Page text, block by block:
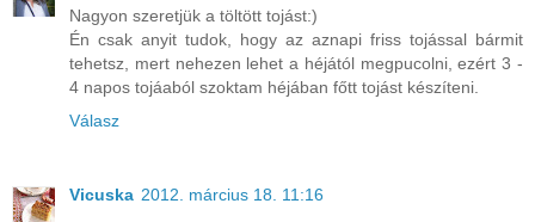
Nagyon szeretjük a töltött tojást:)
Én csak anyit tudok, hogy az aznapi friss tojással bármit
tehetsz, mert nehezen lehet a héjától megpucolni, ezért 3 -
4 napos tojáaból szoktam héjában főtt tojást készíteni.
Válasz
Vicuska 2012. március 18. 11:16